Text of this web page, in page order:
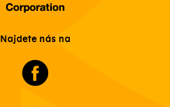
Najdete nás na